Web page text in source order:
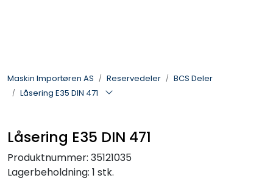
Maskin Importøren AS Reservedeler
BCS Deler
Låsering E35 DIN 471
Låsering E35 DIN 471
Produktnummer: 35121035
Lagerbeholdning: 1 stk.
Sprøyter
Hageredskaper